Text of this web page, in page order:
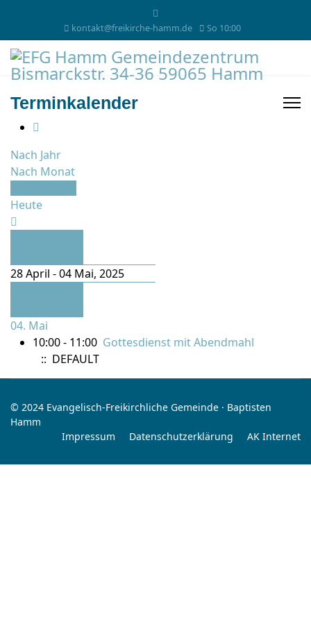
kontakt@freikirche-hamm.de So 10:00
Terminkalender
Nach Jahr
Nach Monat
Heute
28 April - 04 Mai, 2025
04. Mai
10:00 - 11:00 Gottesdienst mit Abendmahl
:: DEFAULT
© 2024 Evangelisch-Freikirchliche Gemeinde · Baptisten
Hamm
Impressum
Datenschutzerklärung AK Internet